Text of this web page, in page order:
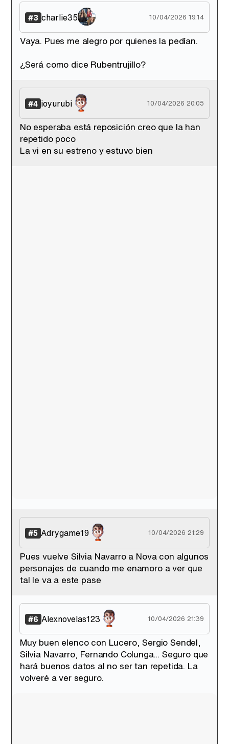
#3 charlie35 10/04/2026 19:14
Vaya. Pues me alegro por quienes la pedían.
¿Será como dice Rubentrujillo?
#4 ioyurubi 10/04/2026 20:05
No esperaba está reposición creo que la han
repetido poco
La vi en su estreno y estuvo bien
#5 Adrygame19 10/04/2026 21:29
Pues vuelve Silvia Navarro a Nova con algunos
personajes de cuando me enamoro a ver que
tal le va a este pase
#6 Alexnovelas123 10/04/2026 21:39
Muy buen elenco con Lucero, Sergio Sendel,
Silvia Navarro, Fernando Colunga... Seguro que
hará buenos datos al no ser tan repetida. La
volveré a ver seguro.